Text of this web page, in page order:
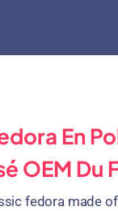
En
OEM Du
fedora made